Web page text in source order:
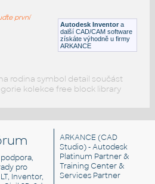
LtBluishGray
Autodesk Inventor a
další CAD/CAM software
získáte výhodně u firmy
ARKANCE
první
rodina symbol detail součást
kolekce free block library
pro
Inventor,
ARKANCE (CAD
Studio) - Autodesk
Platinum Partner &
Training Center &
Services Partner